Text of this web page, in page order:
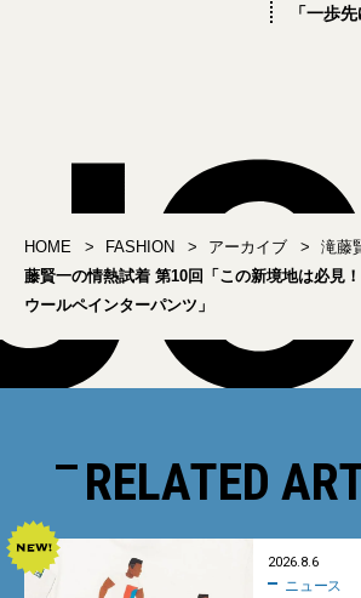
「一歩
HOME FASHION アーカイブ 滝藤
藤賢一の情熱試着 第10回「この新境地は必見
ウールペインターパンツ」
RELATED
2026.8.6
ニュース